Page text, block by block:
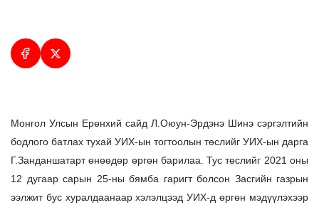
Монгол Улсын Ерөнхий сайд Л.Оюун-Эрдэнэ Шинэ сэргэлтийн
бодлого батлах тухай УИХ-ын тогтоолын төслийг УИХ-ын дарга
Г.Занданшатарт өнөөдөр өргөн барилаа. Тус төслийг 2021 оны
12 дугаар сарын 25-ны бямба гаригт болсон Засгийн газрын
ээлжит бус хуралдаанаар хэлэлцээд УИХ-д өргөн мэдүүлэхээр